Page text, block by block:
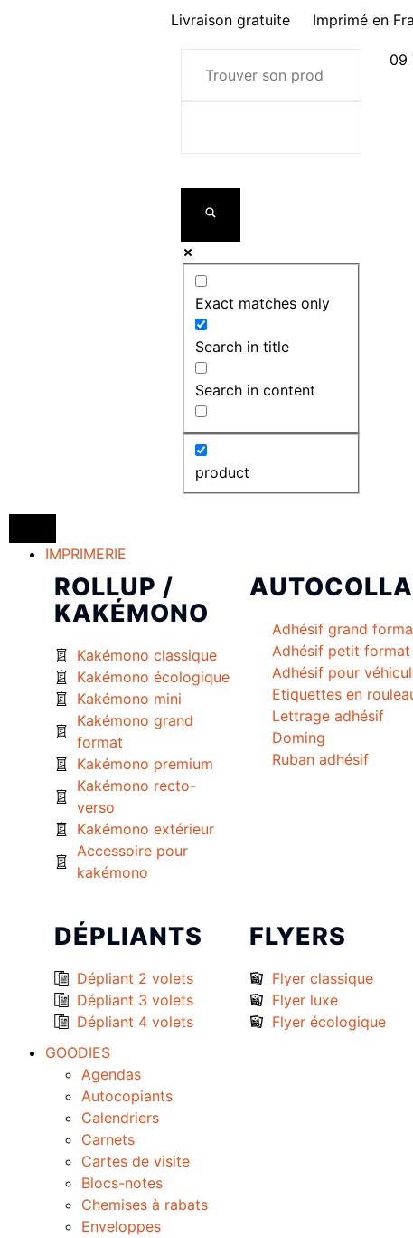
Livraison gratuite Imprimé en
Exact matches only
Search in title
Search in content
product
09
IMPRIMERIE
ROLLUP /
KAKÉMONO
Kakémono classique
Kakémono écologique
Kakémono mini
Kakémono grand
format
Kakémono premium
Kakémono recto-
verso
Kakémono extérieur
Accessoire pour
kakémono
Adhésif grand
Adhésif petit format
Adhésif pour
Etiquettes en
Lettrage adhésif
Doming
Ruban adhésif
DÉPLIANTS
Dépliant 2 volets
Dépliant 3 volets
Dépliant 4 volets
FLYERS
Flyer classique
Flyer luxe
Flyer écologique
GOODIES
Agendas
Autocopiants
Calendriers
Carnets
Cartes de visite
Blocs-notes
Chemises à rabats
Enveloppes